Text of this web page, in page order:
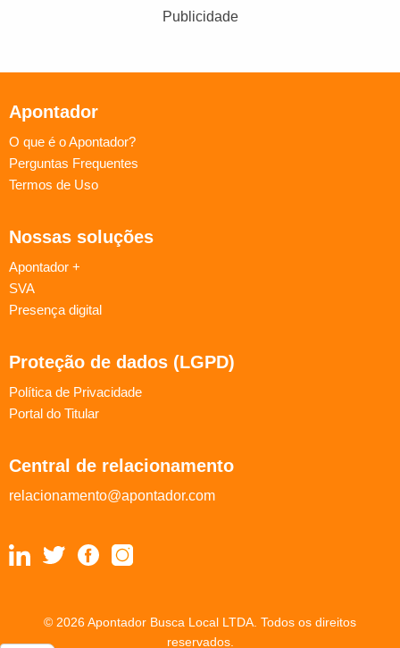
Publicidade
Apontador
O que é o Apontador?
Perguntas Frequentes
Termos de Uso
Nossas soluções
Apontador +
SVA
Presença digital
Proteção de dados (LGPD)
Política de Privacidade
Portal do Titular
Central de relacionamento
relacionamento@apontador.com
© 2026 Apontador Busca Local LTDA. Todos os direitos
reservados.